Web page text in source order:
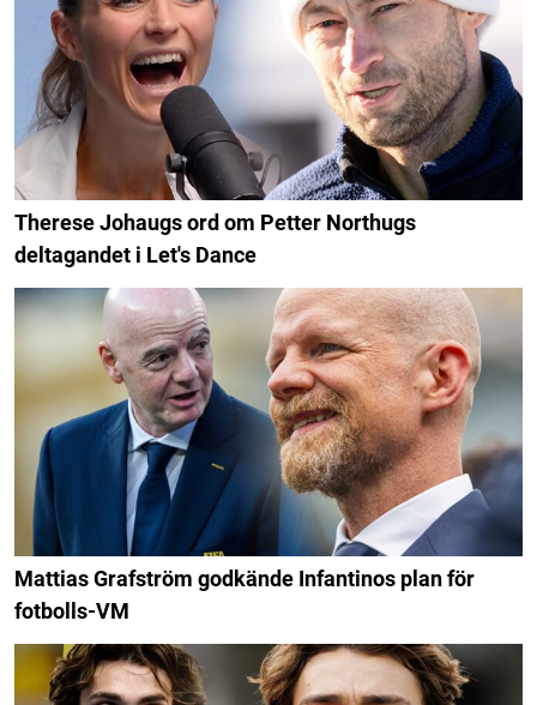
Therese Johaugs ord om Petter Northugs
deltagandet i Let's Dance
Mattias Grafström godkände Infantinos plan för
fotbolls-VM